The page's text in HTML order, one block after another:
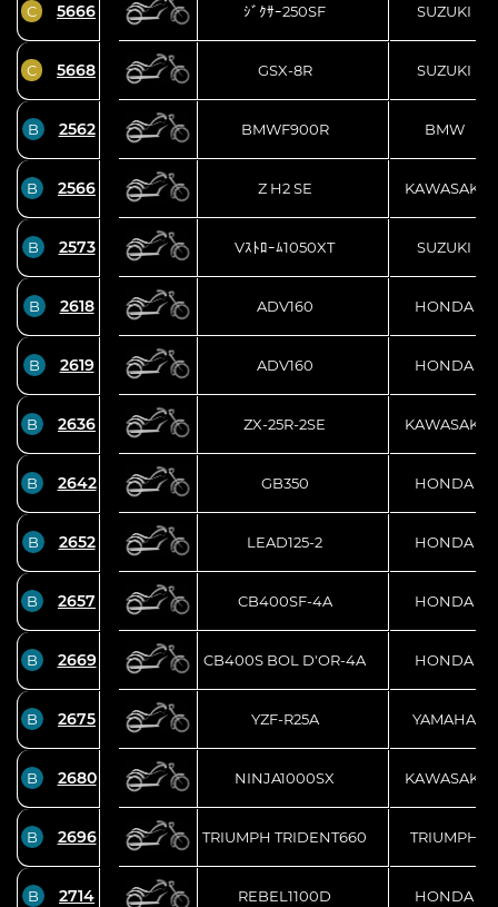
C 5666 ｼﾞｸｻｰ250SF SUZUKI
C 5668 GSX-8R SUZUKI
B 2562 BMWF900R BMW
B 2566 Z H2 SE KAWASAKI
B 2573 Vｽﾄﾛｰﾑ1050XT SUZUKI
B 2618 ADV160 HONDA
B 2619 ADV160 HONDA
B 2636 ZX-25R-2SE KAWASAKI
B 2642 GB350 HONDA
B 2652 LEAD125-2 HONDA
B 2657 CB400SF-4A HONDA
B 2669 CB400S BOL D'OR-4A HONDA
B 2675 YZF-R25A YAMAHA
B 2680 NINJA1000SX KAWASAKI
B 2696 TRIUMPH TRIDENT660 TRIUMPH
B 2714 REBEL1100D HONDA